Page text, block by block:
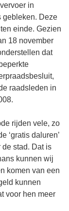
in
gebleken. Deze
einde. Gezien
18 november
dat
raadsleden in
rijden vele, zo
‘gratis daluren’
stad. Dat is
kunnen wij
komen van een
kunnen
voor hen meer